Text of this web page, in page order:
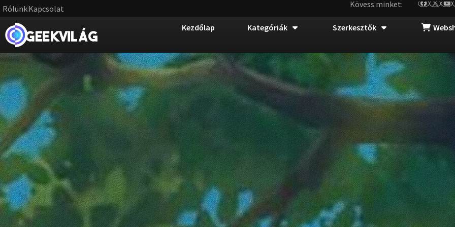
RólunkKapcsolat Kövess minket:
Kezdőlap Kategóriák Szerkesztők